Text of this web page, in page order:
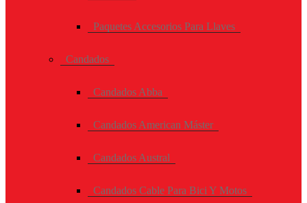
Paquetes Accesorios Para Llaves
Candados
Candados Abba
Candados American Máster
Candados Austral
Candados Cable Para Bici Y Motos